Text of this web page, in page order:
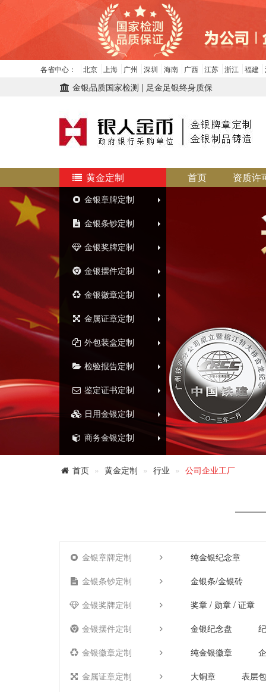
各省中心： 北京 上海 广州 深圳 海南 广西 江苏 浙江 福建
金银品质国家检测 | 足金足银终身质保
黄金定制
金银章牌定制
金银条钞定制
金银奖牌定制
金银摆件定制
金银徽章定制
金属证章定制
外包装盒定制
检验报告定制
鉴定证书定制
日用金银定制
商务金银定制
首页 资质许
首页 黄金定制 行业 公司企业工厂
金银章牌定制
纯金银纪念章
金银条钞定制
金银条/金银砖
金银奖牌定制
奖章 / 勋章 / 证章
金银摆件定制
金银纪念盘
金银徽章定制
纯金银徽章
金属证章定制
大铜章
表层